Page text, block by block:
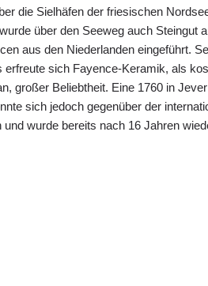
die Sielhäfen der friesischen
über den Seeweg auch Steingut
aus den Niederlanden eingeführt.
erfreute sich Fayence-Keramik, als
großer Beliebtheit. Eine 1760 in
sich jedoch gegenüber der
und wurde bereits nach 16 Jahren